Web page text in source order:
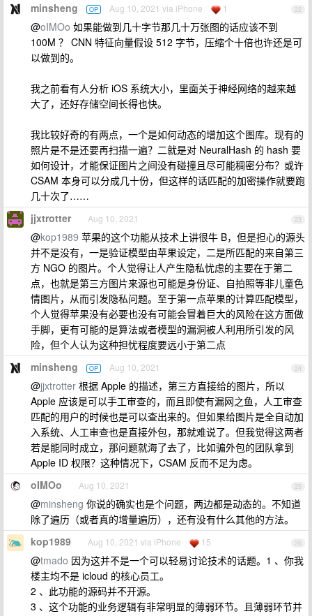
22
minsheng OP Aug 10, 2021 via iPhone 1
@oIMOo 如果能做到几十字节那几十万张图的话应该不到
100M ？ CNN 特征向量假设 512 字节，压缩个十倍也许还是可
以做到的。
我之前看有人分析 iOS 系统大小，里面关于神经网络的越来越
大了，还好存储空间长得也快。
我比较好奇的有两点，一个是如何动态的增加这个图库。现有的
照片是不是还要再扫描一遍？二就是对 NeuralHash 的 hash 要
如何设计，才能保证图片之间没有碰撞且尽可能稠密分布？或许
CSAM 本身可以分成几十份，但这样的话匹配的加密操作就要跑
几十次了……
23
jjxtrotter Aug 10, 2021
@kop1989 苹果的这个功能从技术上讲很牛 B，但是担心的源头
并不是没有，一是验证模型由苹果设定，二是所匹配的来自第三
方 NGO 的图片。个人觉得让人产生隐私忧虑的主要在于第二
点，也就是第三方图片来源也可能是身份证、自拍照等非儿童色
情图片，从而引发隐私问题。至于第一点苹果的计算匹配模型，
个人觉得苹果没有必要也没有可能会冒着巨大的风险在这方面做
手脚，更有可能的是算法或者模型的漏洞被人利用所引发的风
险，但个人认为这种担忧程度要远小于第二点
24
minsheng OP Aug 10, 2021
@jjxtrotter 根据 Apple 的描述，第三方直接给的图片，所以
Apple 应该是可以手工审查的，而且即使有漏网之鱼，人工审查
匹配的用户的时候也是可以查出来的。但如果给图片是全自动加
入系统、人工审查也是直接外包，那就难说了。但我觉得这两者
若是能同时成立，那问题就海了去了，比如骗外包的团队拿到
Apple ID 权限？这种情况下，CSAM 反而不足为虑。
25
oIMOo Aug 10, 2021
@minsheng 你说的确实也是个问题，两边都是动态的。不知道
除了遍历（或者真的增量遍历），还有没有什么其他的方法。
26
kop1989 Aug 10, 2021 via iPhone 15
@tmado 因为这并不是一个可以轻易讨论技术的话题。1 、你我
楼主均不是 icloud 的核心员工。
2 、此功能的源码并不开源。
3 、这个功能的业务逻辑有非常明显的薄弱环节。且薄弱环节并